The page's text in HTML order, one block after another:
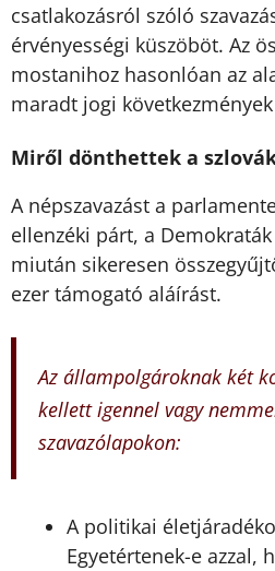
csatlakozásról szóló
érvényességi küszöböt. Az
mostanihoz hasonlóan az
maradt jogi
Miről dönthettek a
A népszavazást a
ellenzéki párt, a
miután sikeresen
ezer támogató aláírást.
Az állampolgároknak két
kellett igennel vagy
szavazólapokon:
A politikai
Egyetértenek-e azzal,